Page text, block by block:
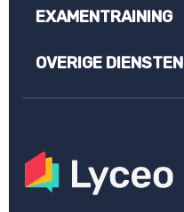
EXAMENTRAINING
OVERIGE DIENSTEN